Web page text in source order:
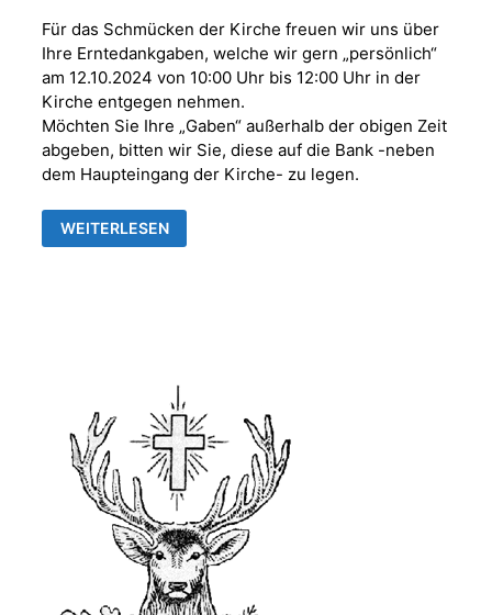
Für das Schmücken der Kirche freuen wir uns über
Ihre Erntedankgaben, welche wir gern „persönlich“
am 12.10.2024 von 10:00 Uhr bis 12:00 Uhr in der
Kirche entgegen nehmen.
Möchten Sie Ihre „Gaben“ außerhalb der obigen Zeit
abgeben, bitten wir Sie, diese auf die Bank -neben
dem Haupteingang der Kirche- zu legen.
EINLADUNG
ZUM
ERNTEDANKFEST
WEITERLESEN